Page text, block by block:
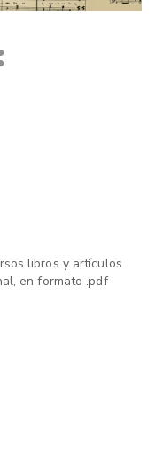
libros y artículos
en formato .pdf